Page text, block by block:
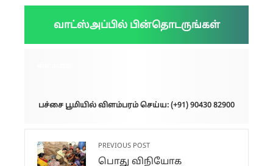
வாட்ஸ்அப்பில் பின்தொடருங்கள்
பச்சை பூமியில் விளம்பரம் செய்ய: (+91) 90430 82900
PREVIOUS POST
பொது விநியோக